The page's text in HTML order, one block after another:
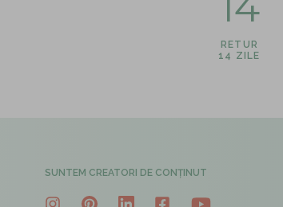
RETUR
14 ZILE
SUNTEM CREATORI DE CONȚINUT